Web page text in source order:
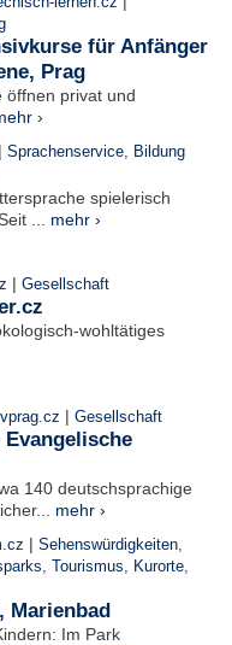
für Anfänger
Prag
öffnen privat und
›
| Sprachenservice, Bildung
spielerisch
... mehr ›
| Gesellschaft
wohltätiges
| Gesellschaft
140 deutschsprachige
mehr ›
| Sehenswürdigkeiten,
, Tourismus, Kurorte,
Marienbad
Im Park